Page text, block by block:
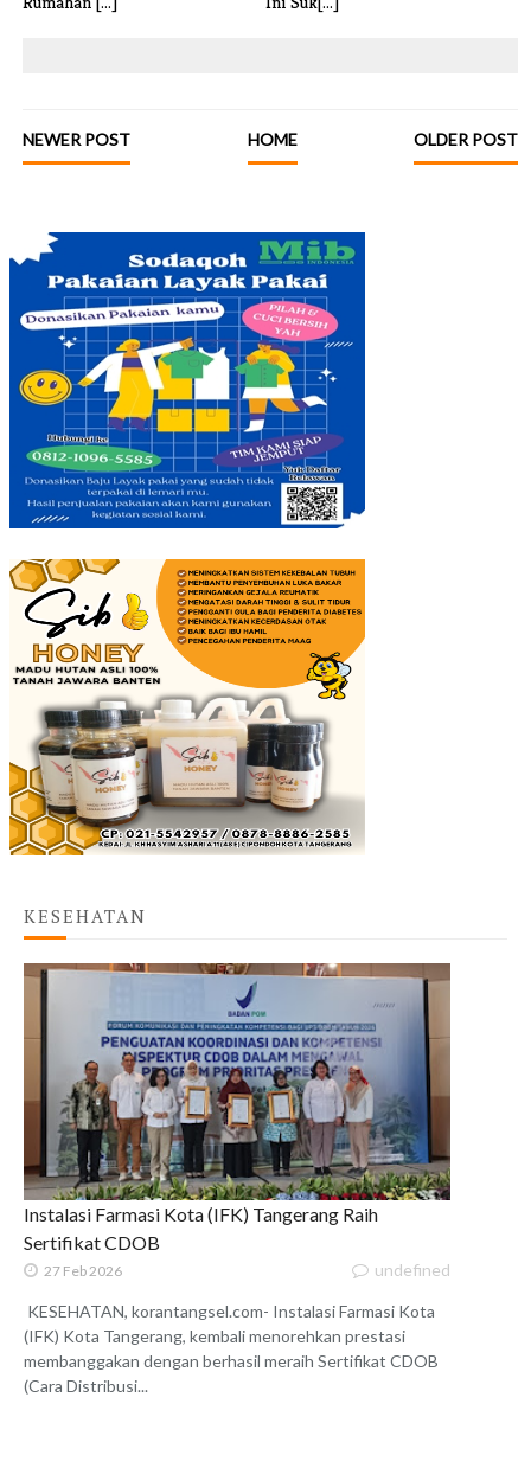
NEWER POST OLDER POST
HOME
KESEHATAN
Instalasi Farmasi Kota (IFK) Tangerang Raih
Sertifikat CDOB
27 Feb 2026 undefined
KESEHATAN, korantangsel.com- Instalasi Farmasi Kota
(IFK) Kota Tangerang, kembali menorehkan prestasi
membanggakan dengan berhasil meraih Sertifikat CDOB
(Cara Distribusi...